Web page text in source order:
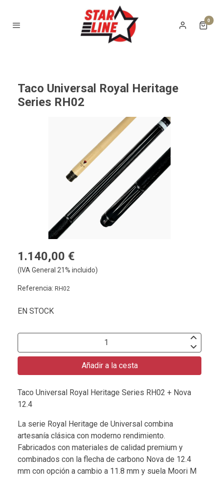
0
Taco Universal Royal Heritage
Series RH02
1.140,00 €
(IVA General 21% incluido)
Referencia: RH02
EN STOCK
Añadir a la cesta
Taco Universal Royal Heritage Series RH02 + Nova
12.4
La serie Royal Heritage de Universal combina
artesanía clásica con moderno rendimiento.
Fabricados con materiales de calidad premium y
combinados con la flecha de carbono Nova de 12.4
mm con opción a cambio a 11.8 mm y suela Moori M